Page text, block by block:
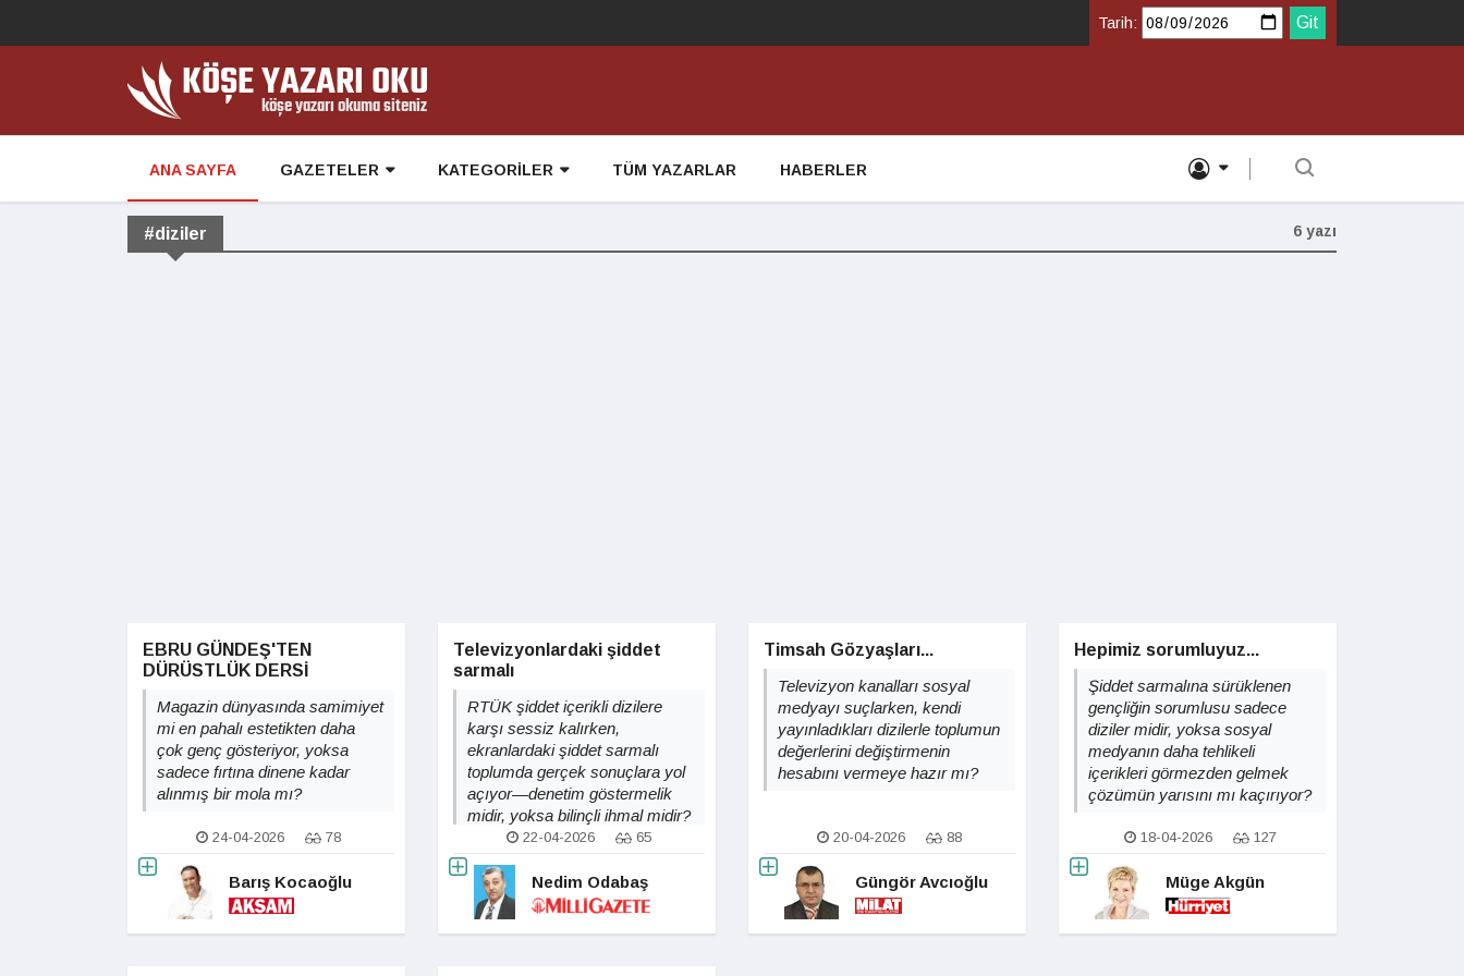
Tarih:
ANA SAYFA GAZETELER KATEGORİLER TÜM YAZARLAR HABERLER
#diziler 6 yazı
EBRU GÜNDEŞ'TEN
DÜRÜSTLÜK DERSİ
Magazin dünyasında samimiyet
mi en pahalı estetikten daha
çok genç gösteriyor, yoksa
sadece fırtına dinene kadar
alınmış bir mola mı?
24-04-2026 78
Barış Kocaoğlu
Televizyonlardaki şiddet
sarmalı
RTÜK şiddet içerikli dizilere
karşı sessiz kalırken,
ekranlardaki şiddet sarmalı
toplumda gerçek sonuçlara yol
açıyor—denetim göstermelik
midir, yoksa bilinçli ihmal midir?
22-04-2026 65
Nedim Odabaş
Timsah Gözyaşları...
Televizyon kanalları sosyal
medyayı suçlarken, kendi
yayınladıkları dizilerle toplumun
değerlerini değiştirmenin
hesabını vermeye hazır mı?
20-04-2026 88
Güngör Avcıoğlu
Hepimiz sorumluyuz...
Şiddet sarmalına sürüklenen
gençliğin sorumlusu sadece
diziler midir, yoksa sosyal
medyanın daha tehlikeli
içerikleri görmezden gelmek
çözümün yarısını mı kaçırıyor?
18-04-2026 127
Müge Akgün